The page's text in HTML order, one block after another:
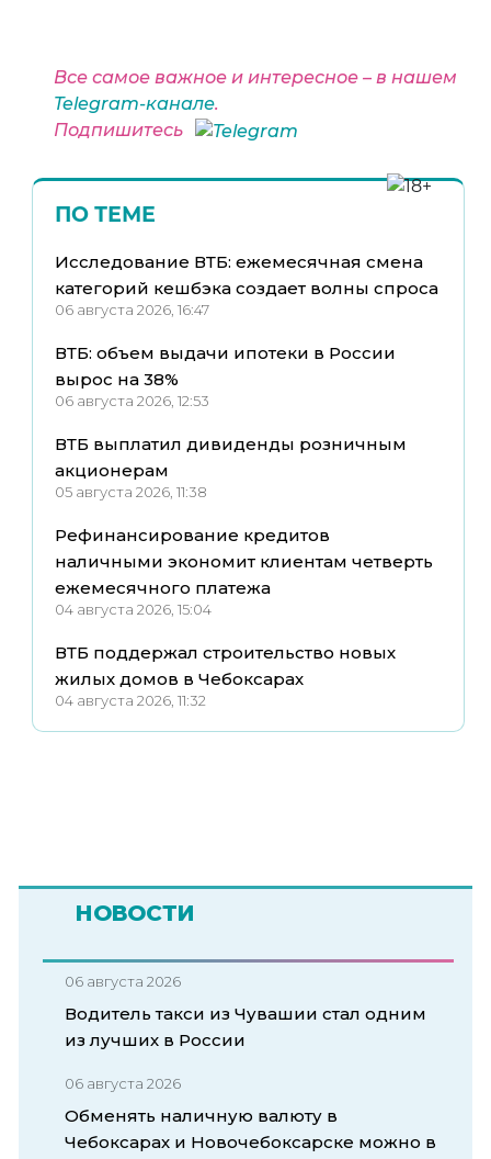
Все самое важное и интересное – в нашем
Telegram-канале.
Подпишитесь
ПО ТЕМЕ
Исследование ВТБ: ежемесячная смена
категорий кешбэка создает волны спроса
06 августа 2026, 16:47
ВТБ: объем выдачи ипотеки в России
вырос на 38%
06 августа 2026, 12:53
ВТБ выплатил дивиденды розничным
акционерам
05 августа 2026, 11:38
Рефинансирование кредитов
наличными экономит клиентам четверть
ежемесячного платежа
04 августа 2026, 15:04
ВТБ поддержал строительство новых
жилых домов в Чебоксарах
04 августа 2026, 11:32
НОВОСТИ
06 августа 2026
Водитель такси из Чувашии стал одним
из лучших в России
06 августа 2026
Обменять наличную валюту в
Чебоксарах и Новочебоксарске можно в